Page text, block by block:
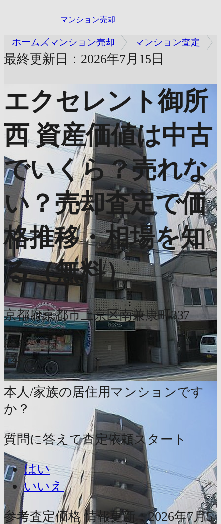
マンション売却
ホームズマンション売却 マンション査定
最終更新日：2026年7月15日
エクセレント御所
西 資産価値は中古
でいくら？売れな
い？売却査定で価
格推移・相場を知
る（無料）
京都府京都市上京区南兼康町337
簡単
1分
本人/家族の居住用マンションです
か？
質問に答えて査定依頼スタート
はい
いいえ
参考査定価格 情報更新：2026年7月5